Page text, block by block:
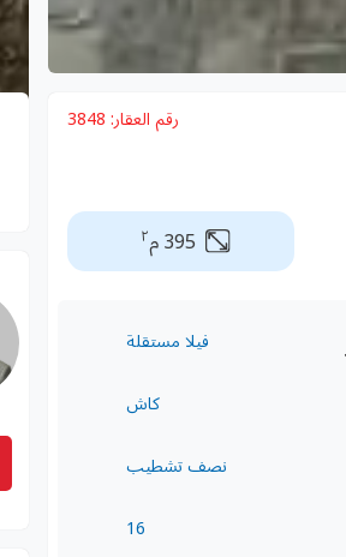
رقم العقار: 3848
395 م ٢
فيلا مستقلة
كاش
نصف تشطيب
16